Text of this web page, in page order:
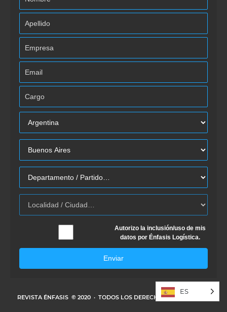
Autorizo la inclusión/uso de mis
datos por Énfasis Logística.
Enviar
REVISTA ÉNFASIS © 2020 · TODOS LOS DERECHOS RESERVADOS
ES